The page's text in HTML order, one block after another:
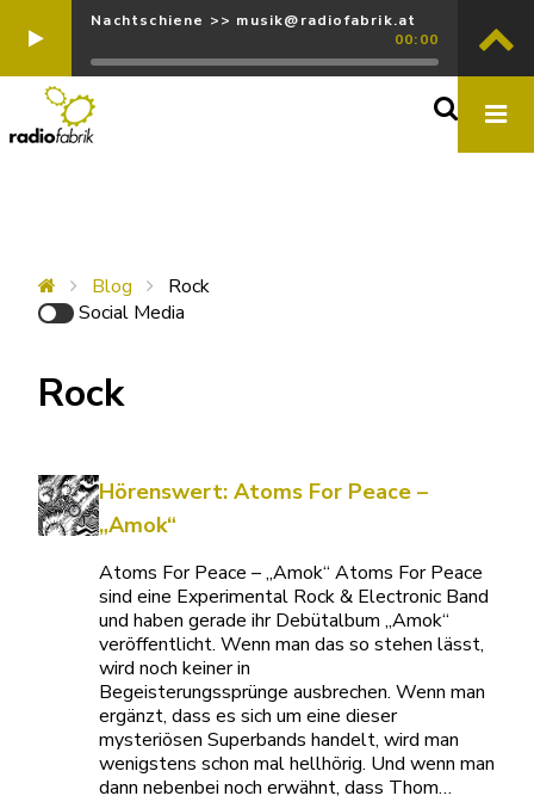
Nachtschiene >> musik@radiofabrik.at
00:00
Blog
Rock
Social Media
Rock
Hörenswert: Atoms For Peace –
„Amok“
Atoms For Peace – „Amok“ Atoms For Peace
sind eine Experimental Rock & Electronic Band
und haben gerade ihr Debütalbum „Amok“
veröffentlicht. Wenn man das so stehen lässt,
wird noch keiner in
Begeisterungssprünge ausbrechen. Wenn man
ergänzt, dass es sich um eine dieser
mysteriösen Superbands handelt, wird man
wenigstens schon mal hellhörig. Und wenn man
dann nebenbei noch erwähnt, dass Thom…